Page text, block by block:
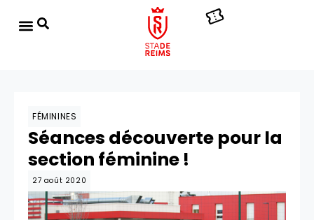
FÉMININES
Séances découverte pour la
section féminine !
27 août 2020